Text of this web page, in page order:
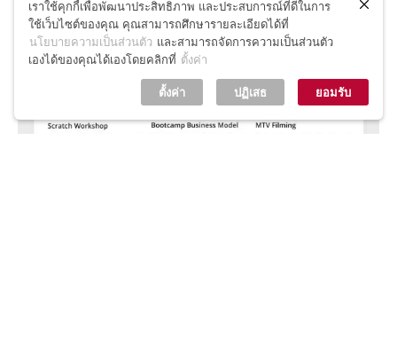
เราใช้คุกกี้เพื่อพัฒนาประสิทธิภาพ และประสบการณ์ที่ดีในการ
ใช้เว็บไซต์ของคุณ คุณสามารถศึกษารายละเอียดได้ที่
นโยบายความเป็นส่วนตัว และสามารถจัดการความเป็นส่วนตัว
เองได้ของคุณได้เองโดยคลิกที่ ตั้งค่า
ตั้งค่า ปฏิเสธ ยอมรับ